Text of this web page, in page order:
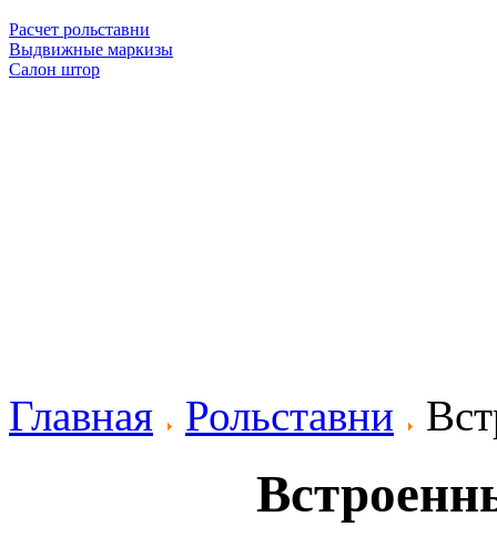
Расчет рольставни
Выдвижные маркизы
Салон штор
Главная Рольставни